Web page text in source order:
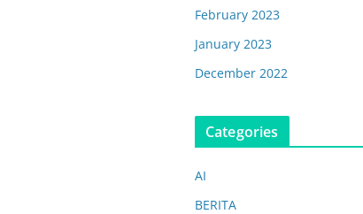
February 2023
January 2023
December 2022
Categories
AI
BERITA